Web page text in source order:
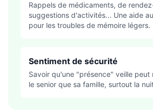
Rappels de médicaments, de
suggestions d'activités... Une aide
pour les troubles de mémoire légers.
Sentiment de sécurité
Savoir qu'une "présence" veille peut
le senior que sa famille, surtout la